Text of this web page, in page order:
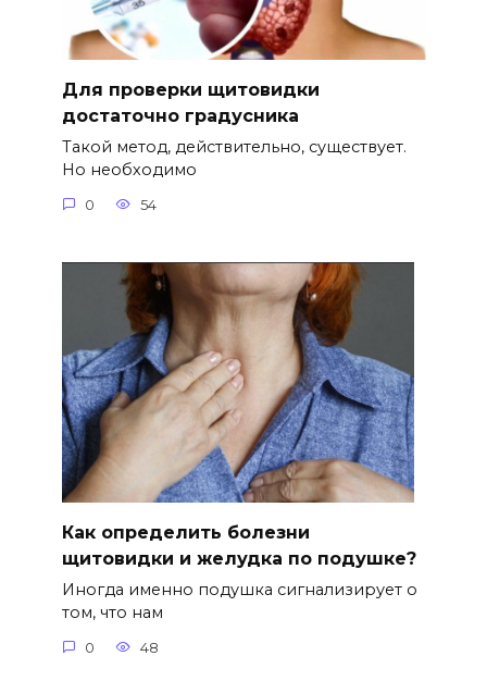
Для проверки щитовидки
достаточно градусника
Такой метод, действительно, существует.
Но необходимо
0 54
Как определить болезни
щитовидки и желудка по подушке?
Иногда именно подушка сигнализирует о
том, что нам
0 48